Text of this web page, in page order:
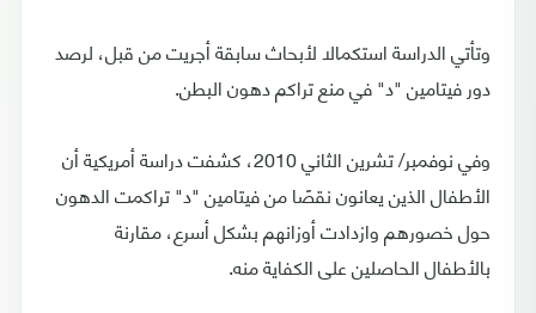
وتأتي الدراسة استكمالا لأبحاث سابقة أجريت من قبل، لرصد
دور فيتامين "د" في منع تراكم دهون البطن.
وفي نوفمبر/ تشرين الثاني 2010، كشفت دراسة أمريكية أن
الأطفال الذين يعانون نقصًا من فيتامين "د" تراكمت الدهون
حول خصورهم وازدادت أوزانهم بشكل أسرع، مقارنة
بالأطفال الحاصلين على الكفاية منه.